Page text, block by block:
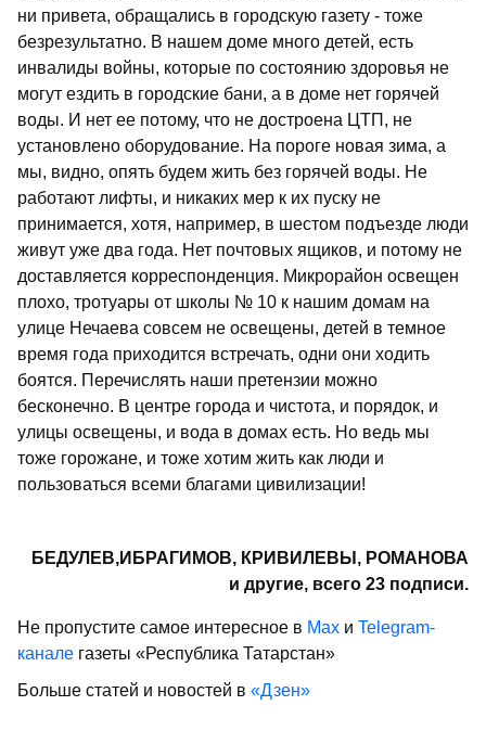
ни привета, обращались в городскую газету - тоже
безрезультатно. В нашем доме много детей, есть
инвалиды войны, которые по состоянию здоровья не
могут ездить в городские бани, а в доме нет горячей
воды. И нет ее потому, что не достроена ЦТП, не
установлено оборудование. На пороге новая зима, а
мы, видно, опять будем жить без горячей воды. Не
работают лифты, и никаких мер к их пуску не
принимается, хотя, например, в шестом подъезде люди
живут уже два года. Нет почтовых ящиков, и потому не
доставляется корреспонденция. Микрорайон освещен
плохо, тротуары от школы № 10 к нашим домам на
улице Нечаева совсем не освещены, детей в темное
время года приходится встречать, одни они ходить
боятся. Перечислять наши претензии можно
бесконечно. В центре города и чистота, и порядок, и
улицы освещены, и вода в домах есть. Но ведь мы
тоже горожане, и тоже хотим жить как люди и
пользоваться всеми благами цивилизации!
БЕДУЛЕВ,ИБРАГИМОВ, КРИВИЛЕВЫ, РОМАНОВА
и другие, всего 23 подписи.
Не пропустите самое интересное в Max и Telegram-
канале газеты «Республика Татарстан»
Больше статей и новостей в «Дзен»